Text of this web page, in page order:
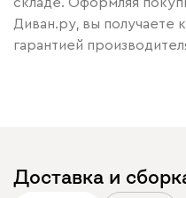
Диван.ру, вы получаете
гарантией
Доставка и